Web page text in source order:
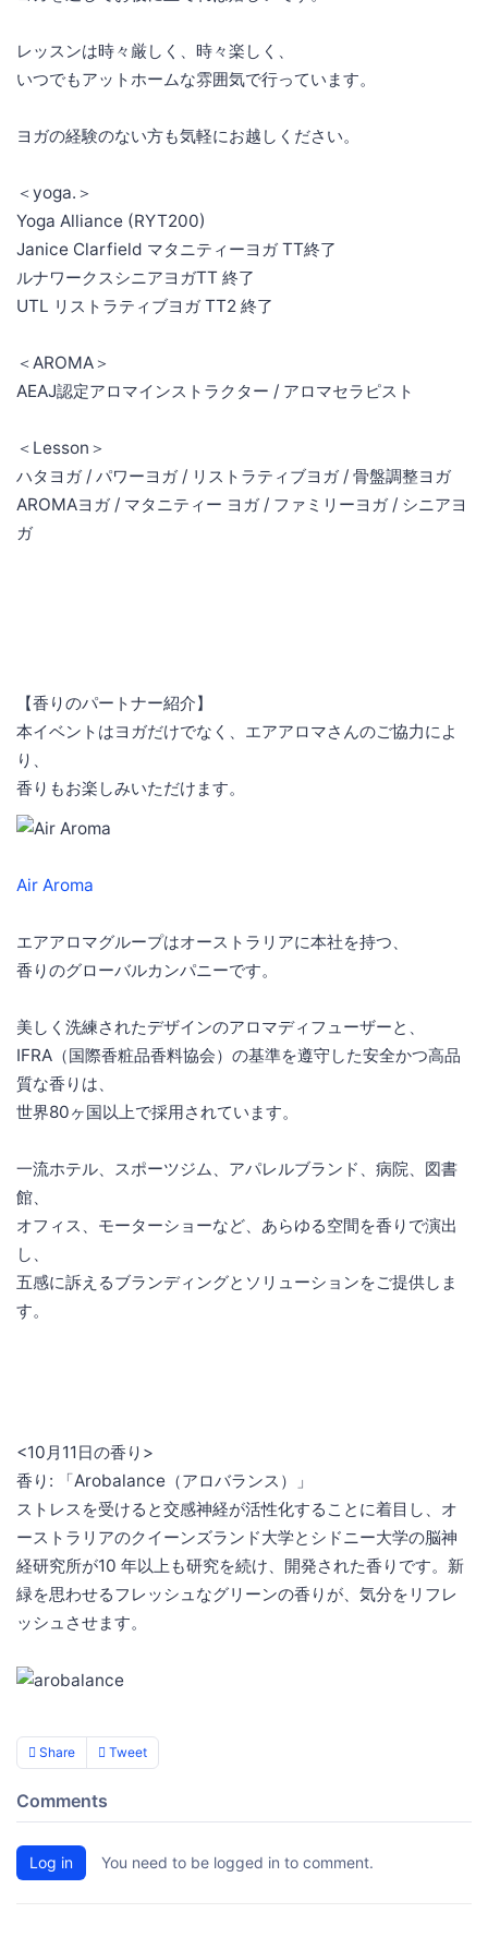
レッスンは時々厳しく、時々楽しく、
いつでもアットホームな雰囲気で行っています。
ヨガの経験のない方も気軽にお越しください。
＜yoga.＞
Yoga Alliance (RYT200)
Janice Clarfield マタニティーヨガ TT終了
ルナワークスシニアヨガTT 終了
UTL リストラティブヨガ TT2 終了
＜AROMA＞
AEAJ認定アロマインストラクター / アロマセラピスト
＜Lesson＞
ハタヨガ / パワーヨガ / リストラティブヨガ / 骨盤調整ヨガ
AROMAヨガ / マタニティー ヨガ / ファミリーヨガ / シニアヨ
ガ
【香りのパートナー紹介】
本イベントはヨガだけでなく、エアアロマさんのご協力によ
り、
香りもお楽しみいただけます。
Air Aroma
エアアロマグループはオーストラリアに本社を持つ、
香りのグローバルカンパニーです。
美しく洗練されたデザインのアロマディフューザーと、
IFRA（国際香粧品香料協会）の基準を遵守した安全かつ高品
質な香りは、
世界80ヶ国以上で採用されています。
一流ホテル、スポーツジム、アパレルブランド、病院、図書
館、
オフィス、モーターショーなど、あらゆる空間を香りで演出
し、
五感に訴えるブランディングとソリューションをご提供しま
す。
<10月11日の香り>
香り: 「Arobalance（アロバランス）」
ストレスを受けると交感神経が活性化することに着目し、オ
ーストラリアのクイーンズランド大学とシドニー大学の脳神
経研究所が10 年以上も研究を続け、開発された香りです。新
緑を思わせるフレッシュなグリーンの香りが、気分をリフレ
ッシュさせます。
Share Tweet
Comments
Log in You need to be logged in to comment.